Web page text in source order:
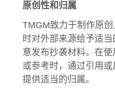
原创性和归属
TMGM致力于制作原
时对外部来源给予适
意发布抄袭材料。在
或参考时，通过引用
提供适当的归属。